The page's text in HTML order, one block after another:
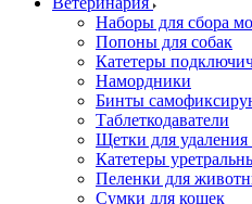
Наборы для сбора
Попоны для собак
Катетеры
Намордники
Бинты
Таблеткодаватели
Щетки для удаления
Катетеры
Пеленки для
Сумки для кошек